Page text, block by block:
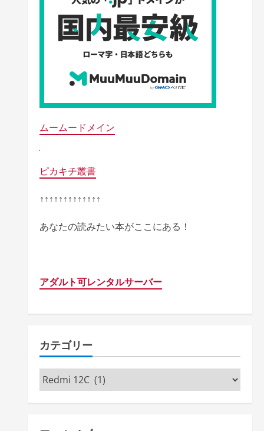
ムームードメイン
ピカキチ叢書
↑↑↑↑↑↑↑↑↑↑↑↑↑
あなたの読みたい本がここにある！
アダルト可レンタルサーバー
カテゴリー
カ
テ